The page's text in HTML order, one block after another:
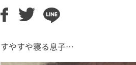
すやすや寝る息子…